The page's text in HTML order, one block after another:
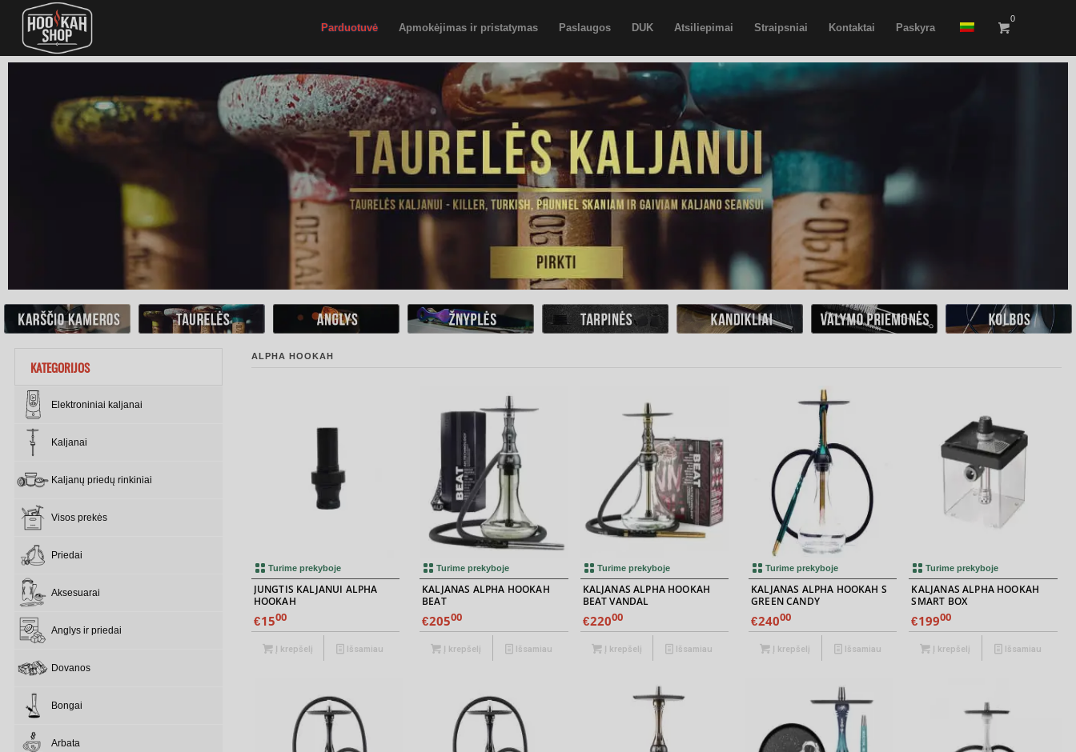
Parduotuvė Apmokėjimas ir pristatymas Paslaugos DUK Atsiliepimai Straipsniai Kontaktai Paskyra
0
KATEGORIJOS
Elektroniniai kaljanai
Kaljanai
Kaljanų priedų rinkiniai
Visos prekės
Priedai
Aksesuarai
Anglys ir priedai
Dovanos
Bongai
Arbata
ALPHA HOOKAH
Turime prekyboje
JUNGTIS KALJANUI ALPHA
HOOKAH
€1500
Į krepšelį Išsamiau
Turime prekyboje
KALJANAS ALPHA HOOKAH
BEAT
€20500
Į krepšelį Išsamiau
Turime prekyboje
KALJANAS ALPHA HOOKAH
BEAT VANDAL
€22000
Į krepšelį Išsamiau
Turime prekyboje
KALJANAS ALPHA HOOKAH S
GREEN CANDY
€24000
Į krepšelį Išsamiau
Turime prekyboje
KALJANAS ALPHA HOOKAH
SMART BOX
€19900
Į krepšelį Išsamiau